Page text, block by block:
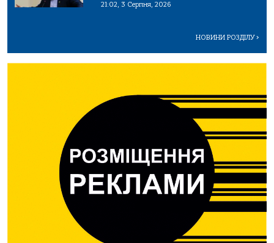
21:02, 3 Серпня, 2026
НОВИНИ РОЗДІЛУ>